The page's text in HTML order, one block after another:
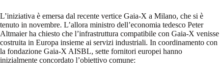
L’iniziativa è emersa dal recente vertice Gaia-X a Milano, che si è
tenuto in novembre. L’allora ministro dell’economia tedesco Peter
Altmaier ha chiesto che l’infrastruttura compatibile con Gaia-X venisse
costruita in Europa insieme ai servizi industriali. In coordinamento con
la fondazione Gaia-X AISBL, sette fornitori europei hanno
inizialmente concordato l’obiettivo comune: